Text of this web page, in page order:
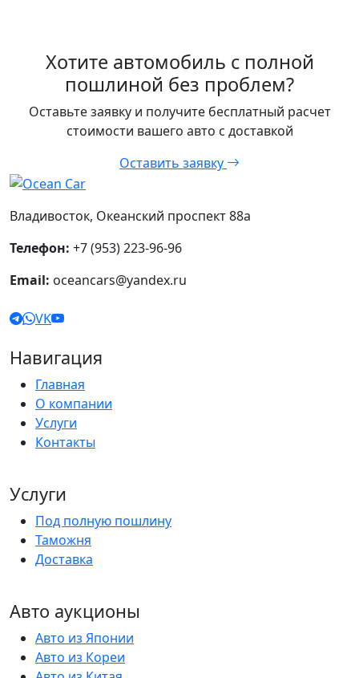
Хотите автомобиль с полной
пошлиной без проблем?
Оставьте заявку и получите бесплатный расчет
стоимости вашего авто с доставкой
Оставить заявку
Владивосток, Океанский проспект 88а
Телефон: +7 (953) 223-96-96
Email: oceancars@yandex.ru
VK
Навигация
Главная
О компании
Услуги
Контакты
Услуги
Под полную пошлину
Таможня
Доставка
Авто аукционы
Авто из Японии
Авто из Кореи